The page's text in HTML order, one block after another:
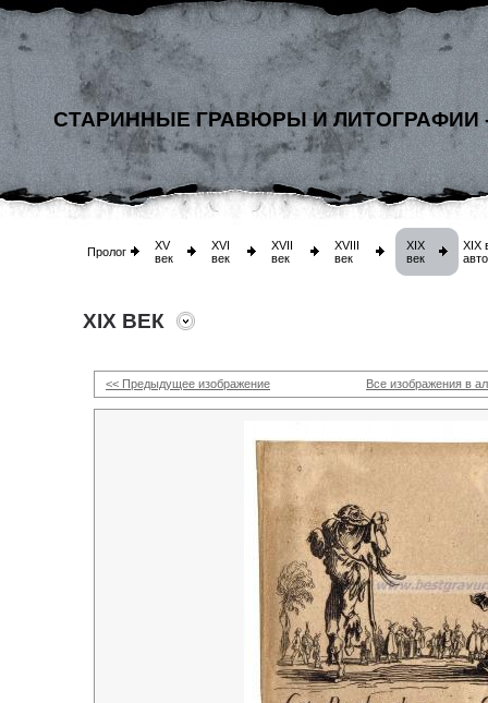
СТАРИННЫЕ ГРАВЮРЫ И ЛИТОГРАФИИ
Пролог
XV
век
XVI
век
XVII
век
XVIII
век
XIX
век
XIX
XIX ВЕК
<< Предыдущее изображение Все изображения в